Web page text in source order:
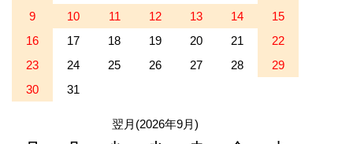
9
10 11 12 13 14
15
16
17 18 19 20 21
22
23
24 25 26 27 28
29
30
31
翌月(2026年9月)